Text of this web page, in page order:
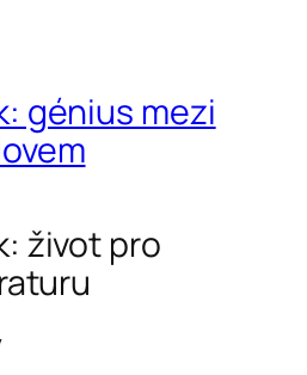
génius mezi
život pro